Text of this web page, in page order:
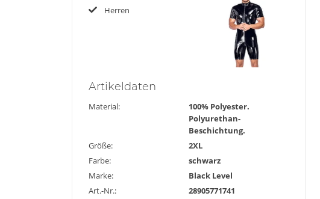
Herren
Artikeldaten
Material:
100% Polyester.
Polyurethan-
Beschichtung.
Größe:
2XL
Farbe:
schwarz
Marke:
Black Level
Art.-Nr.:
28905771741